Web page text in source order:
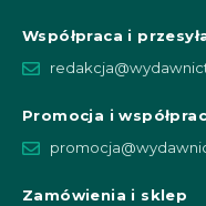
Współpraca i
Promocja i
Zamówienia i sklep